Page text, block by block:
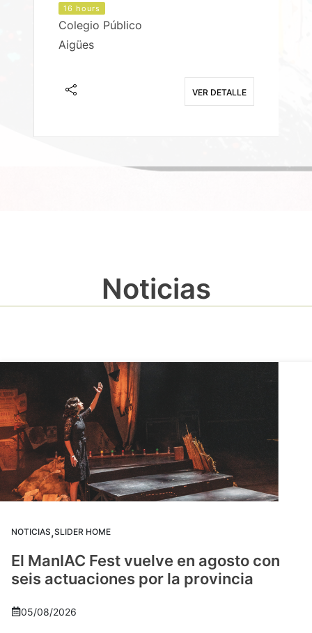
16 hours
Colegio Público
Aigües
VER DETALLE
Noticias
NOTICIAS,SLIDER HOME
El ManIAC Fest vuelve en agosto con
seis actuaciones por la provincia
05/08/2026